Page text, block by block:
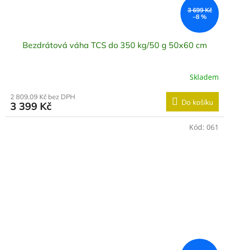
3 699 Kč
–8 %
Bezdrátová váha TCS do 350 kg/50 g 50x60 cm
Skladem
2 809,09 Kč bez DPH
3 399 Kč Do košíku
Kód: 061